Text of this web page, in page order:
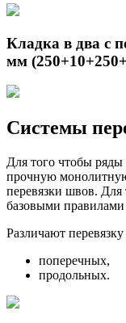
Кладка в два с
мм
Системы
Для того чтобы
прочную
перевязки швов. Для
базовыми
Различают
поперечных,
продольных.